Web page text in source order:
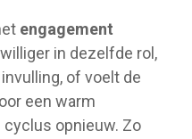
engagement
in dezelfde rol,
of voelt de
een warm
cyclus opnieuw. Zo